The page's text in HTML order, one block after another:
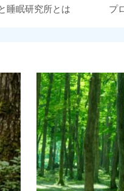
睡眠研究所とは プ